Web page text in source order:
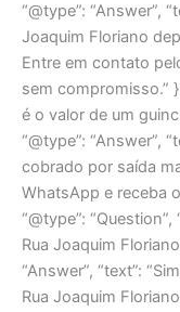
“@type”: “Answer”,
Joaquim Floriano
Entre em contato
sem compromisso.” }
é o valor de um
“@type”: “Answer”,
cobrado por saída
WhatsApp e receba
“@type”:
Rua Joaquim
“Answer”, “text”:
Rua Joaquim